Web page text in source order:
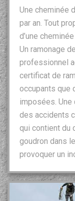
Une cheminée
par an. Tout
d’une
Un ramonage
professionnel
certificat de
occupants que
imposées. Une
des accidents
qui contient du
goudron dans
provoquer un